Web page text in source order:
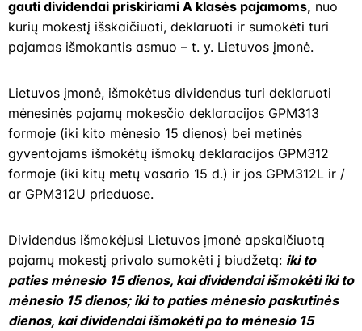
gauti dividendai priskiriami A klasės pajamoms, nuo
kurių mokestį išskaičiuoti, deklaruoti ir sumokėti turi
pajamas išmokantis asmuo – t. y. Lietuvos įmonė.
Lietuvos įmonė, išmokėtus dividendus turi deklaruoti
mėnesinės pajamų mokesčio deklaracijos GPM313
formoje (iki kito mėnesio 15 dienos) bei metinės
gyventojams išmokėtų išmokų deklaracijos GPM312
formoje (iki kitų metų vasario 15 d.) ir jos GPM312L ir /
ar GPM312U prieduose.
Dividendus išmokėjusi Lietuvos įmonė apskaičiuotą
pajamų mokestį privalo sumokėti į biudžetą: iki to
paties mėnesio 15 dienos, kai dividendai išmokėti iki to
mėnesio 15 dienos; iki to paties mėnesio paskutinės
dienos, kai dividendai išmokėti po to mėnesio 15